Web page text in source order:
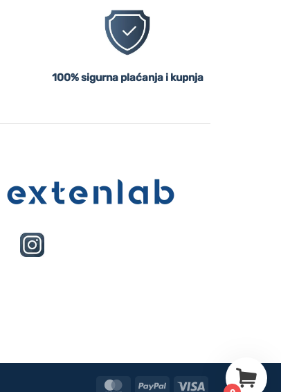
100% sigurna plaćanja i kupnja
MasterCardPayPal Visa